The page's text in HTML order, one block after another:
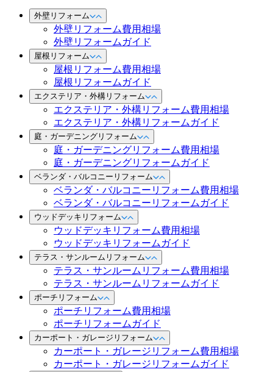
外壁リフォーム
外壁リフォーム費用相場
外壁リフォームガイド
屋根リフォーム
屋根リフォーム費用相場
屋根リフォームガイド
エクステリア・外構リフォーム
エクステリア・外構リフォーム費用相場
エクステリア・外構リフォームガイド
庭・ガーデニングリフォーム
庭・ガーデニングリフォーム費用相場
庭・ガーデニングリフォームガイド
ベランダ・バルコニーリフォーム
ベランダ・バルコニーリフォーム費用相場
ベランダ・バルコニーリフォームガイド
ウッドデッキリフォーム
ウッドデッキリフォーム費用相場
ウッドデッキリフォームガイド
テラス・サンルームリフォーム
テラス・サンルームリフォーム費用相場
テラス・サンルームリフォームガイド
ポーチリフォーム
ポーチリフォーム費用相場
ポーチリフォームガイド
カーポート・ガレージリフォーム
カーポート・ガレージリフォーム費用相場
カーポート・ガレージリフォームガイド